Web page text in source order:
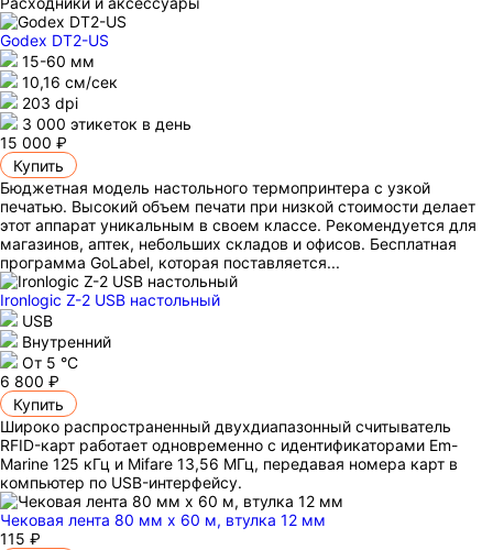
Godex DT2-US
15-60 мм
10,16 см/сек
203 dpi
3 000 этикеток в день
15 000 ₽
Купить
Бюджетная модель настольного термопринтера с узкой
печатью. Высокий объем печати при низкой стоимости делает
этот аппарат уникальным в своем классе. Рекомендуется для
магазинов, аптек, небольших складов и офисов. Бесплатная
программа GoLabel, которая поставляется...
Ironlogic Z-2 USB настольный
USB
Внутренний
От 5 °С
6 800 ₽
Купить
Широко распространенный двухдиапазонный считыватель
RFID-карт работает одновременно с идентификаторами Em-
Marine 125 кГц и Mifare 13,56 МГц, передавая номера карт в
компьютер по USB-интерфейсу.
Чековая лента 80 мм x 60 м, втулка 12 мм
115 ₽